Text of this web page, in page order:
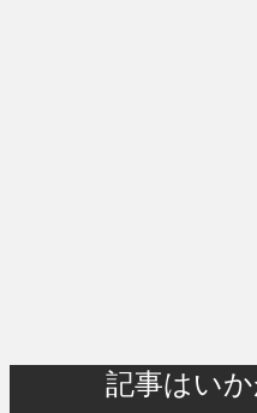
記事はい